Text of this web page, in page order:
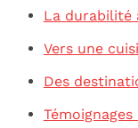
La durabilité
Vers une
Des